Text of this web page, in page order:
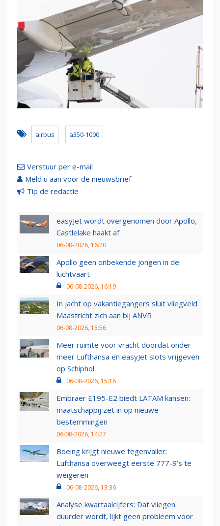
airbus a350-1000
Verstuur per e-mail
Meld u aan voor de nieuwsbrief
Tip de redactie
easyJet wordt overgenomen door Apollo,
Castlelake haakt af
06-08-2026, 16:20
Apollo geen onbekende jongen in de
luchtvaart
06-08-2026, 16:19
In jacht op vakantiegangers sluit vliegveld
Maastricht zich aan bij ANVR
06-08-2026, 15:56
Meer ruimte voor vracht doordat onder
meer Lufthansa en easyJet slots vrijgeven
op Schiphol
06-08-2026, 15:16
Embraer E195-E2 biedt LATAM kansen:
maatschappij zet in op nieuwe
bestemmingen
06-08-2026, 14:27
Boeing krijgt nieuwe tegenvaller:
Lufthansa overweegt eerste 777-9’s te
weigeren
06-08-2026, 13:36
Analyse kwartaalcijfers: Dat vliegen
duurder wordt, lijkt geen probleem voor